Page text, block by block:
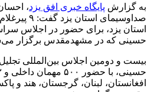
به گزارش پایگاه خبری افق یزد،
استان یزد، برای حضور در اجلاس
حسینی که در مشهدمقدس برگزار
بیست و دومین اجلاس بین‌المللی